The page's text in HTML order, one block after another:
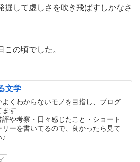
掘して虚しさを吹き飛ばすしかなさ
この頃でした。
文学
よくわからないモノを目指し、ブログ
ます
評や考察・日々感じたこと・ショート
リーを書いてるので、良かったら見て
♪